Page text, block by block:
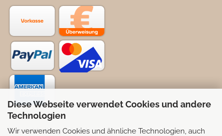
Diese Webseite verwendet Cookies und andere
Technologien
Wir verwenden Cookies und ähnliche Technologien, auch
Selbstabhollung möglich